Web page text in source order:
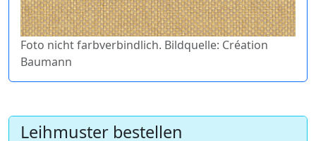
Foto nicht farbverbindlich. Bildquelle: Création
Baumann
Leihmuster bestellen